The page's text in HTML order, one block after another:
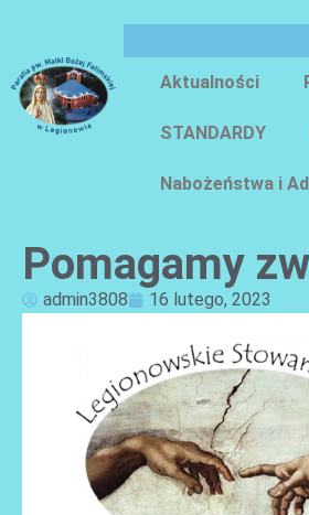
Aktualności
STANDARDY
Nabożeństwa i
Pomagamy
admin3808 16 lutego, 2023